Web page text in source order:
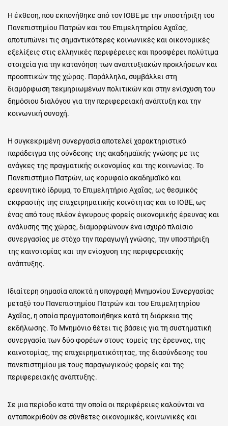
Η έκθεση, που εκπονήθηκε από τον ΙΟΒΕ με την υποστήριξη του
Πανεπιστημίου Πατρών και του Επιμελητηρίου Αχαΐας,
αποτυπώνει τις σημαντικότερες κοινωνικές και οικονομικές
εξελίξεις στις ελληνικές περιφέρειες και προσφέρει πολύτιμα
στοιχεία για την κατανόηση των αναπτυξιακών προκλήσεων και
προοπτικών της χώρας. Παράλληλα, συμβάλλει στη
διαμόρφωση τεκμηριωμένων πολιτικών και στην ενίσχυση του
δημόσιου διαλόγου για την περιφερειακή ανάπτυξη και την
κοινωνική συνοχή.
Η συγκεκριμένη συνεργασία αποτελεί χαρακτηριστικό
παράδειγμα της σύνδεσης της ακαδημαϊκής γνώσης με τις
ανάγκες της πραγματικής οικονομίας και της κοινωνίας. Το
Πανεπιστήμιο Πατρών, ως κορυφαίο ακαδημαϊκό και
ερευνητικό ίδρυμα, το Επιμελητήριο Αχαΐας, ως θεσμικός
εκφραστής της επιχειρηματικής κοινότητας και το ΙΟΒΕ, ως
ένας από τους πλέον έγκυρους φορείς οικονομικής έρευνας και
ανάλυσης της χώρας, διαμορφώνουν ένα ισχυρό πλαίσιο
συνεργασίας με στόχο την παραγωγή γνώσης, την υποστήριξη
της καινοτομίας και την ενίσχυση της περιφερειακής
ανάπτυξης.
Ιδιαίτερη σημασία αποκτά η υπογραφή Μνημονίου Συνεργασίας
μεταξύ του Πανεπιστημίου Πατρών και του Επιμελητηρίου
Αχαΐας, η οποία πραγματοποιήθηκε κατά τη διάρκεια της
εκδήλωσης. Το Μνημόνιο θέτει τις βάσεις για τη συστηματική
συνεργασία των δύο φορέων στους τομείς της έρευνας, της
καινοτομίας, της επιχειρηματικότητας, της διασύνδεσης του
πανεπιστημίου με τους παραγωγικούς φορείς και της
περιφερειακής ανάπτυξης.
Σε μια περίοδο κατά την οποία οι περιφέρειες καλούνται να
ανταποκριθούν σε σύνθετες οικονομικές, κοινωνικές και